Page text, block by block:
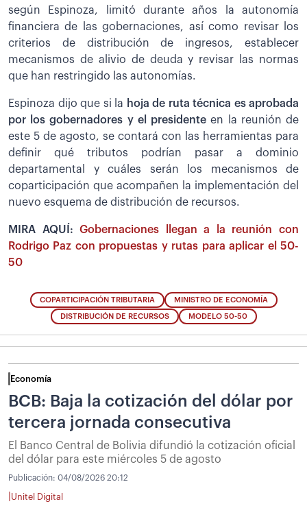
según Espinoza, limitó durante años la autonomía
financiera de las gobernaciones, así como revisar los
criterios de distribución de ingresos, establecer
mecanismos de alivio de deuda y revisar las normas
que han restringido las autonomías.
Espinoza dijo que si la hoja de ruta técnica es aprobada
por los gobernadores y el presidenteen la reunión de
este 5 de agosto, se contará con las herramientas para
definir qué tributos podrían pasar a dominio
departamental y cuáles serán los mecanismos de
coparticipación que acompañen la implementación del
nuevo esquema de distribución de recursos.
MIRA AQUÍ:Gobernaciones llegan a la reunión con
Rodrigo Paz con propuestas y rutas para aplicar el 50-
50
COPARTICIPACIÓN TRIBUTARIA MINISTRO DE ECONOMÍA
DISTRIBUCIÓN DE RECURSOS MODELO 50-50
Economía
BCB: Baja la cotización del dólar por
tercera jornada consecutiva
El Banco Central de Bolivia difundió la cotización oficial
del dólar para este miércoles 5 de agosto
Publicación: 04/08/2026 20:12
Unitel Digital